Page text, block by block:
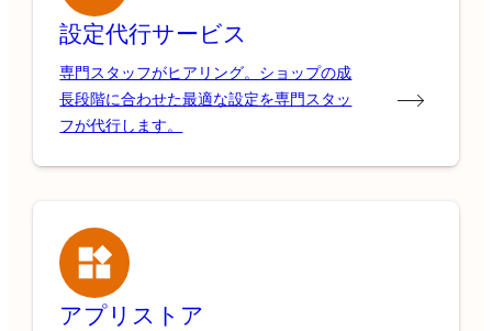
設定代行サービス
専門スタッフがヒアリング。ショップの成
長段階に合わせた最適な設定を専門スタッ
フが代行します。
アプリストア